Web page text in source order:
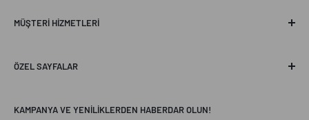
Erel Concept
MÜŞTERI HIZMETLERI
İletişim
Değişim & İade Politikası
ÖZEL SAYFALAR
Concept Blogs
KAMPANYA VE YENILIKLERDEN HABERDAR OLUN!